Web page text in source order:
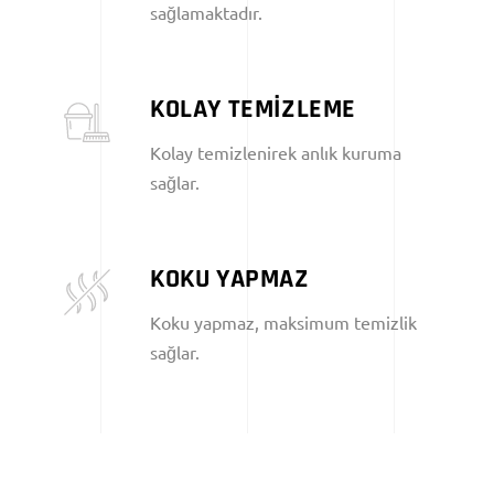
sağlamaktadır.
KOLAY TEMİZLEME
Kolay temizlenirek anlık kuruma
sağlar.
KOKU YAPMAZ
Koku yapmaz, maksimum temizlik
sağlar.